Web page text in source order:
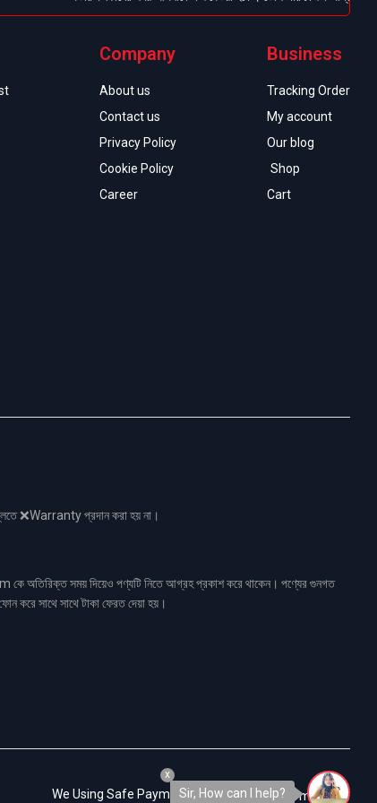
Company
About us
Contact us
Privacy Policy
Cookie Policy
Career
Business
Tracking Order
My account
Our blog
Shop
Cart
❌Warranty প্রদান করা হয় না।
অতিরিক্ত সময় দিয়েও পণ্যটি নিতে আগ্রহ প্রকাশ করে থাকেন। পণ্যের গুনগত
করে সাথে সাথে টাকা ফেরত দেয়া হয়।
We Using Safe Payment For:Sir, How can I help?
x